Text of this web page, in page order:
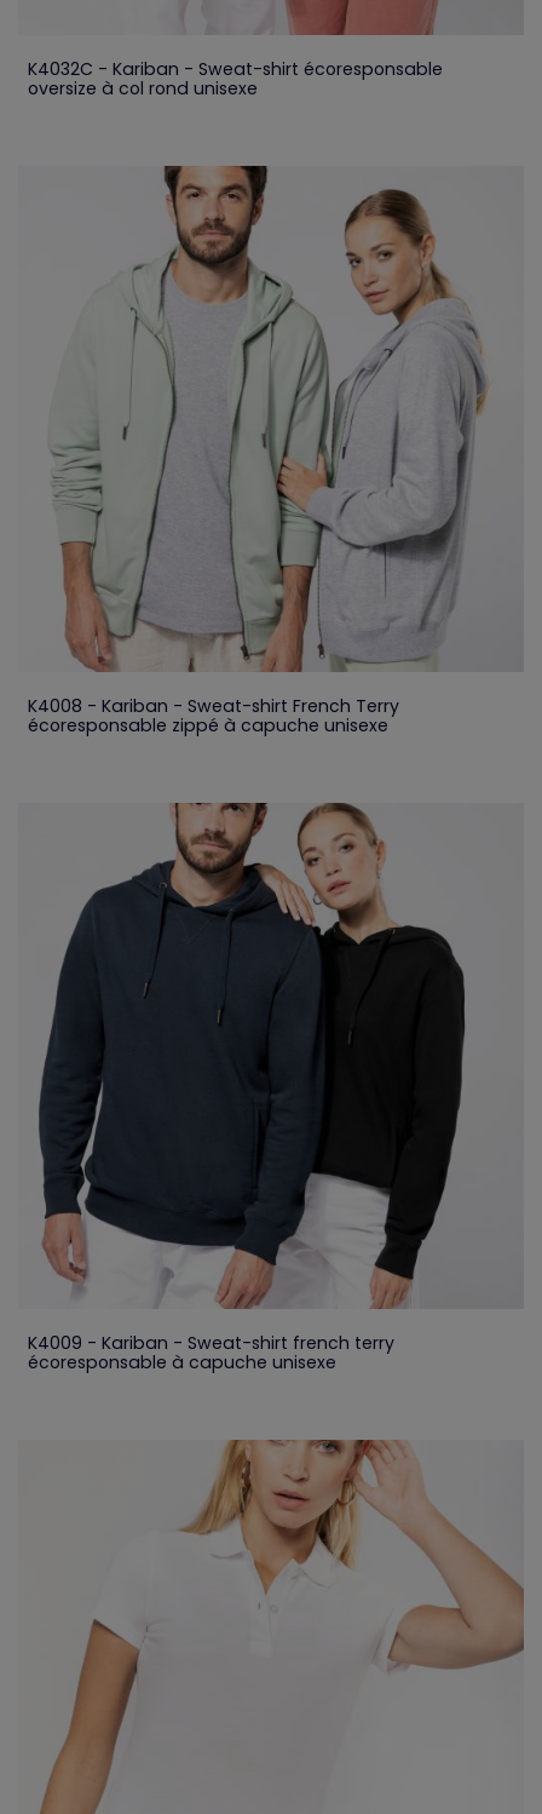
K4032C - Kariban - Sweat-shirt écoresponsable
oversize à col rond unisexe
K4008 - Kariban - Sweat-shirt French Terry
écoresponsable zippé à capuche unisexe
K4009 - Kariban - Sweat-shirt french terry
écoresponsable à capuche unisexe